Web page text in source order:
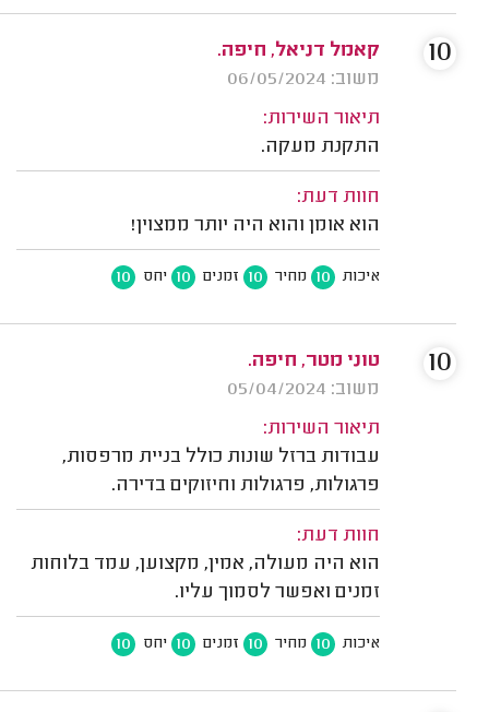
קאמל דניאל, חיפה.
משוב: 06/05/2024
תיאור השירות:
התקנת מעקה.
חוות דעת:
הוא אומן והוא היה יותר ממצוין!
איכות 10 מחיר 10 זמנים 10 יחס 10
10
טוני מטר, חיפה.
משוב: 05/04/2024
תיאור השירות:
עבודות ברזל שונות כולל בניית מרפסות,
פרגולות, פרגולות וחיזוקים בדירה.
חוות דעת:
הוא היה מעולה, אמין, מקצוען, עמד בלוחות
זמנים ואפשר לסמוך עליו.
איכות 10 מחיר 10 זמנים 10 יחס 10
10